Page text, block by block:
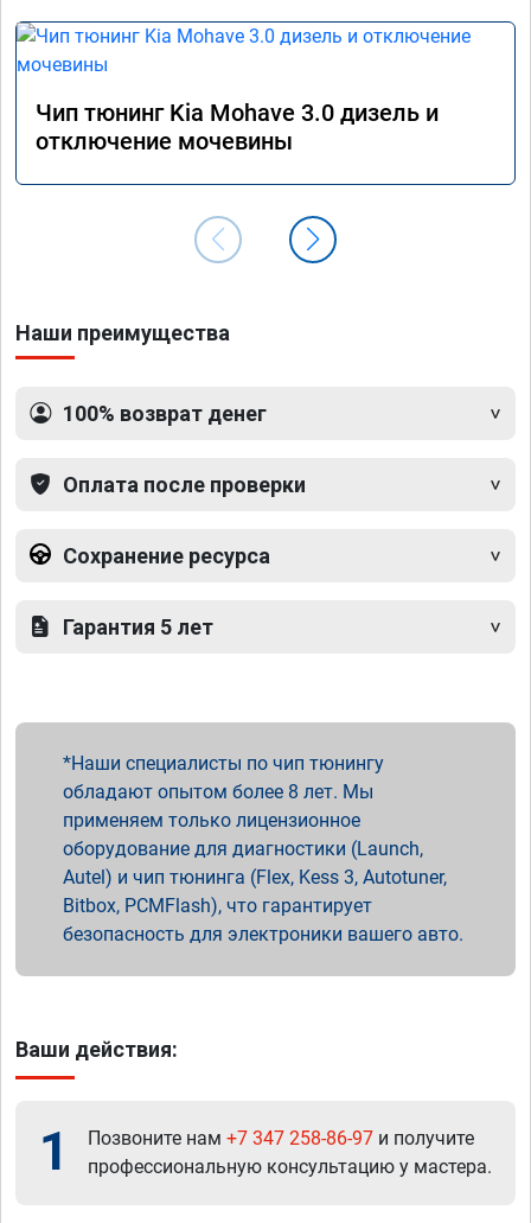
Чип тюнинг Kia Mohave 3.0 дизель и
отключение мочевины
Наши преимущества
100% возврат денег
Оплата после проверки
Сохранение ресурса
Гарантия 5 лет
Наши специалисты по чип тюнингу
обладают опытом более 8 лет. Мы
применяем только лицензионное
оборудование для диагностики (Launch,
Autel) и чип тюнинга (Flex, Kess 3, Autotuner,
Bitbox, PCMFlash), что гарантирует
безопасность для электроники вашего авто.
Ваши действия:
1 Позвоните нам +7 347 258-86-97 и получите
профессиональную консультацию у мастера.